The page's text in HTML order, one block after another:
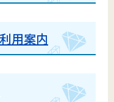
用案内